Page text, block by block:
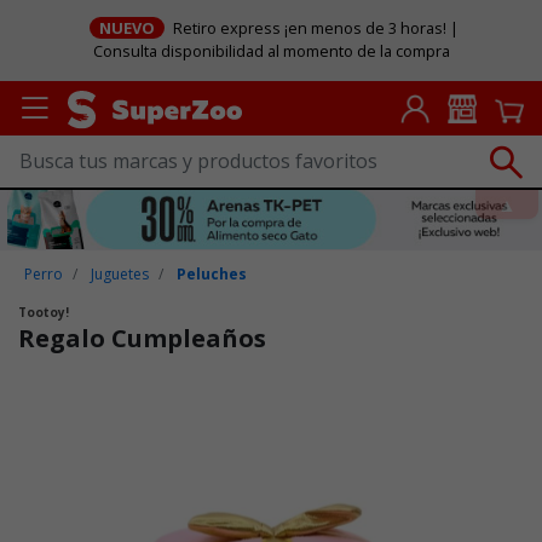
NUEVO
Retiro express ¡en menos de 3 horas! |
Consulta disponibilidad al momento de la compra
Perro Juguetes Peluches
Tootoy!
Regalo Cumpleaños